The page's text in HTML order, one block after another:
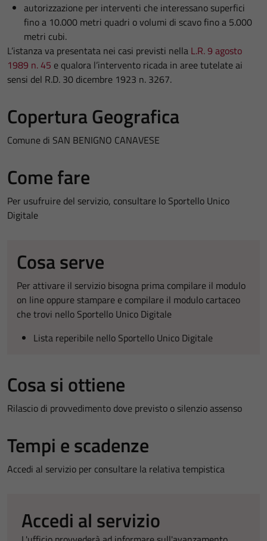
autorizzazione per interventi che interessano superfici
fino a 10.000 metri quadri o volumi di scavo fino a 5.000
metri cubi.
L’istanza va presentata nei casi previsti nella L.R. 9 agosto
1989 n. 45 e qualora l’intervento ricada in aree tutelate ai
sensi del R.D. 30 dicembre 1923 n. 3267.
Copertura Geografica
Comune di SAN BENIGNO CANAVESE
Come fare
Per usufruire del servizio, consultare lo Sportello Unico
Digitale
Cosa serve
Per attivare il servizio bisogna prima compilare il modulo
on line oppure stampare e compilare il modulo cartaceo
che trovi nello Sportello Unico Digitale
Lista reperibile nello Sportello Unico Digitale
Cosa si ottiene
Rilascio di provvedimento dove previsto o silenzio assenso
Tempi e scadenze
Accedi al servizio per consultare la relativa tempistica
Accedi al servizio